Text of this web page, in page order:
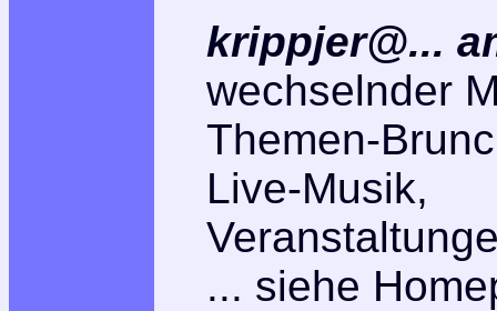
krippjer@...
wechselnder
Themen-
Live-Musik,
... siehe